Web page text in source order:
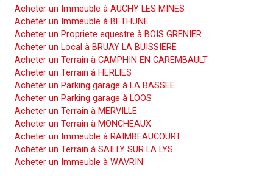
Acheter un Immeuble à AUCHY LES MINES
Acheter un Immeuble à BETHUNE
Acheter un Propriete equestre à BOIS GRENIER
Acheter un Local à BRUAY LA BUISSIERE
Acheter un Terrain à CAMPHIN EN CAREMBAULT
Acheter un Terrain à HERLIES
Acheter un Parking garage à LA BASSEE
Acheter un Parking garage à LOOS
Acheter un Terrain à MERVILLE
Acheter un Terrain à MONCHEAUX
Acheter un Immeuble à RAIMBEAUCOURT
Acheter un Terrain à SAILLY SUR LA LYS
Acheter un Immeuble à WAVRIN